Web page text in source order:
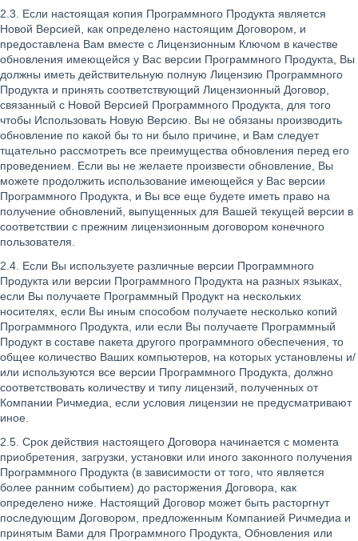
2.3. Если настоящая копия Программного Продукта является
Новой Версией, как определено настоящим Договором, и
предоставлена Вам вместе с Лицензионным Ключом в качестве
обновления имеющейся у Вас версии Программного Продукта, Вы
должны иметь действительную полную Лицензию Программного
Продукта и принять соответствующий Лицензионный Договор,
связанный с Новой Версией Программного Продукта, для того
чтобы Использовать Новую Версию. Вы не обязаны производить
обновление по какой бы то ни было причине, и Вам следует
тщательно рассмотреть все преимущества обновления перед его
проведением. Если вы не желаете произвести обновление, Вы
можете продолжить использование имеющейся у Вас версии
Программного Продукта, и Вы все еще будете иметь право на
получение обновлений, выпущенных для Вашей текущей версии в
соответствии с прежним лицензионным договором конечного
пользователя.
2.4. Если Вы используете различные версии Программного
Продукта или версии Программного Продукта на разных языках,
если Вы получаете Программный Продукт на нескольких
носителях, если Вы иным способом получаете несколько копий
Программного Продукта, или если Вы получаете Программный
Продукт в составе пакета другого программного обеспечения, то
общее количество Ваших компьютеров, на которых установлены и/
или используются все версии Программного Продукта, должно
соответствовать количеству и типу лицензий, полученных от
Компании Ричмедиа, если условия лицензии не предусматривают
иное.
2.5. Срок действия настоящего Договора начинается с момента
приобретения, загрузки, установки или иного законного получения
Программного Продукта (в зависимости от того, что является
более ранним событием) до расторжения Договора, как
определено ниже. Настоящий Договор может быть расторгнут
последующим Договором, предложенным Компанией Ричмедиа и
принятым Вами для Программного Продукта, Обновления или